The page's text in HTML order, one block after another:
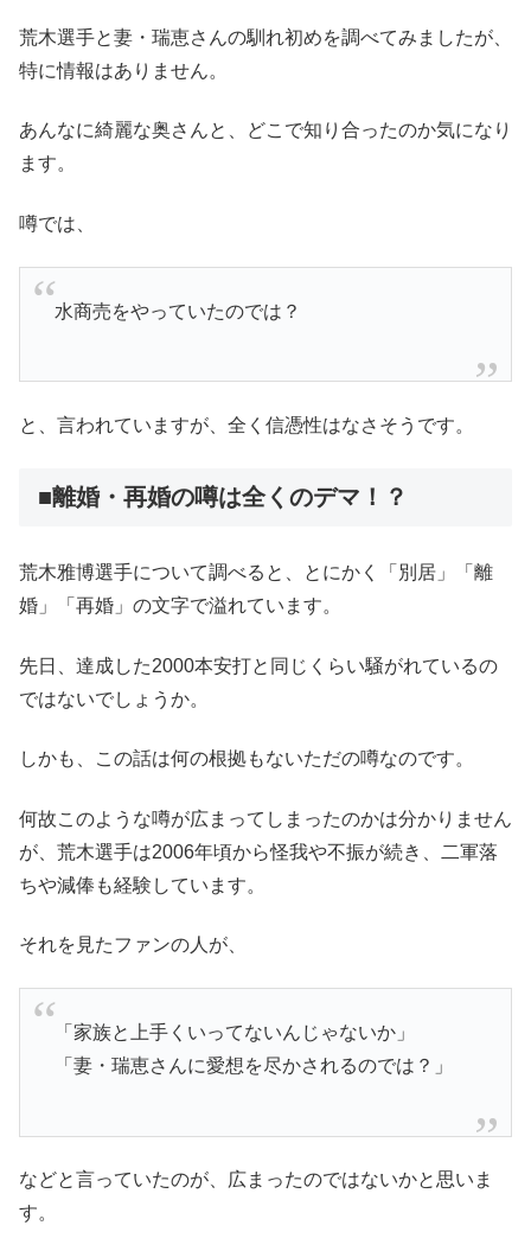
荒木選手と妻・瑞恵さんの馴れ初めを調べてみましたが、
特に情報はありません。
あんなに綺麗な奥さんと、どこで知り合ったのか気になり
ます。
噂では、
水商売をやっていたのでは？
と、言われていますが、全く信憑性はなさそうです。
■離婚・再婚の噂は全くのデマ！？
荒木雅博選手について調べると、とにかく「別居」「離
婚」「再婚」の文字で溢れています。
先日、達成した2000本安打と同じくらい騒がれているの
ではないでしょうか。
しかも、この話は何の根拠もないただの噂なのです。
何故このような噂が広まってしまったのかは分かりません
が、荒木選手は2006年頃から怪我や不振が続き、二軍落
ちや減俸も経験しています。
それを見たファンの人が、
「家族と上手くいってないんじゃないか」
「妻・瑞恵さんに愛想を尽かされるのでは？」
などと言っていたのが、広まったのではないかと思いま
す。